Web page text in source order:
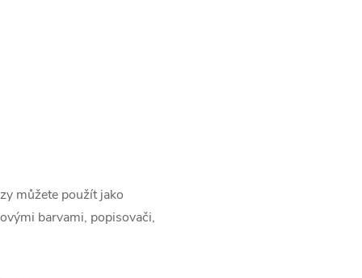
můžete použít jako
barvami, popisovači,